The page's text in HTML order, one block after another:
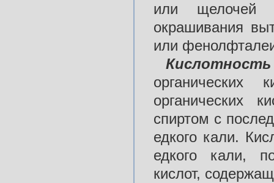
или щелочей
окрашивания
или
Кислотность
органических
органических
спиртом с
едкого кали.
едкого кали,
кислот,